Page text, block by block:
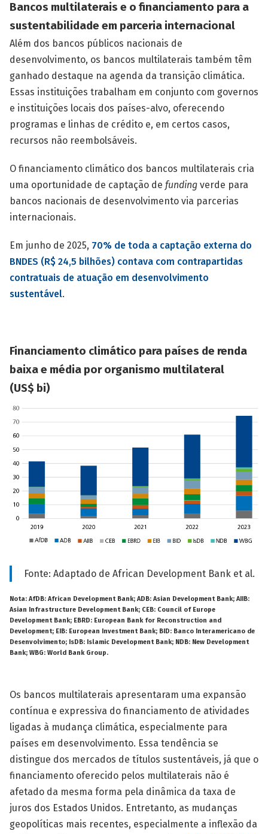
Bancos multilaterais e o financiamento para a
sustentabilidade em parceria internacional
Além dos bancos públicos nacionais de
desenvolvimento, os bancos multilaterais também têm
ganhado destaque na agenda da transição climática.
Essas instituições trabalham em conjunto com governos
e instituições locais dos países-alvo, oferecendo
programas e linhas de crédito e, em certos casos,
recursos não reembolsáveis.
O financiamento climático dos bancos multilaterais cria
uma oportunidade de captação de funding verde para
bancos nacionais de desenvolvimento via parcerias
internacionais.
Em junho de 2025, 70% de toda a captação externa do
BNDES (R$ 24,5 bilhões) contava com contrapartidas
contratuais de atuação em desenvolvimento
sustentável.
Financiamento climático para países de renda
baixa e média por organismo multilateral
(US$ bi)
Fonte: Adaptado de African Development Bank et al.
Nota: AfDB: African Development Bank; ADB: Asian Development Bank; AIIB:
Asian Infrastructure Development Bank; CEB: Council of Europe
Development Bank; EBRD: European Bank for Reconstruction and
Development; EIB: European Investment Bank; BID: Banco Interamericano de
Desenvolvimento; IsDB: Islamic Development Bank; NDB: New Development
Bank; WBG: World Bank Group.
Os bancos multilaterais apresentaram uma expansão
contínua e expressiva do financiamento de atividades
ligadas à mudança climática, especialmente para
países em desenvolvimento. Essa tendência se
distingue dos mercados de títulos sustentáveis, já que o
financiamento oferecido pelos multilaterais não é
afetado da mesma forma pela dinâmica da taxa de
juros dos Estados Unidos. Entretanto, as mudanças
geopolíticas mais recentes, especialmente a inflexão da